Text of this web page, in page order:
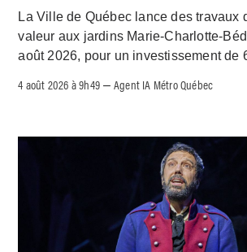
La Ville de Québec lance des travaux
valeur aux jardins Marie-Charlotte-
août 2026, pour un investissement de
4 août 2026 à 9h49 –Agent IA Métro Québec